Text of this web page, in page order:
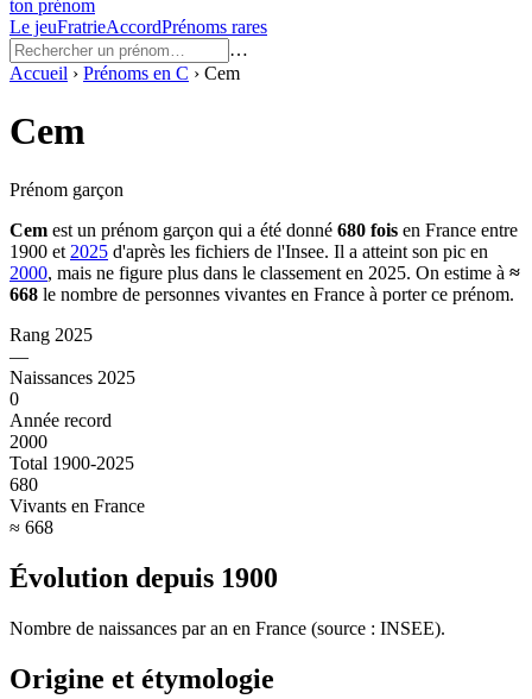
ton prénom
Le jeuFratrieAccordPrénoms rares
…
Accueil › Prénoms en C › Cem
Cem
Prénom garçon
Cem est un prénom garçon qui a été donné 680 fois en France entre
1900 et 2025 d'après les fichiers de l'Insee. Il a atteint son pic en
2000, mais ne figure plus dans le classement en 2025. On estime à ≈
668 le nombre de personnes vivantes en France à porter ce prénom.
Rang 2025
—
Naissances 2025
0
Année record
2000
Total 1900-2025
680
Vivants en France
≈ 668
Évolution depuis 1900
Nombre de naissances par an en France (source : INSEE).
Origine et étymologie